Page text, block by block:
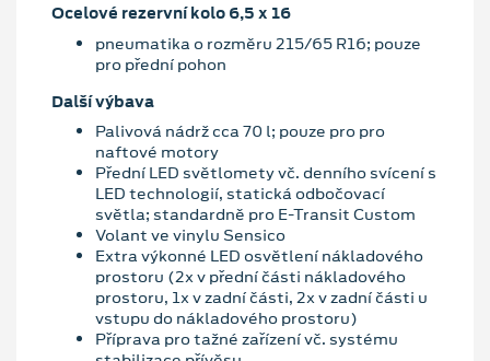
Ocelové rezervní kolo 6,5 x 16
pneumatika o rozměru 215/65 R16; pouze
pro přední pohon
Další výbava
Palivová nádrž cca 70 l; pouze pro pro
naftové motory
Přední LED světlomety vč. denního svícení s
LED technologií, statická odbočovací
světla; standardně pro E-Transit Custom
Volant ve vinylu Sensico
Extra výkonné LED osvětlení nákladového
prostoru (2x v přední části nákladového
prostoru, 1x v zadní části, 2x v zadní části u
vstupu do nákladového prostoru)
Příprava pro tažné zařízení vč. systému